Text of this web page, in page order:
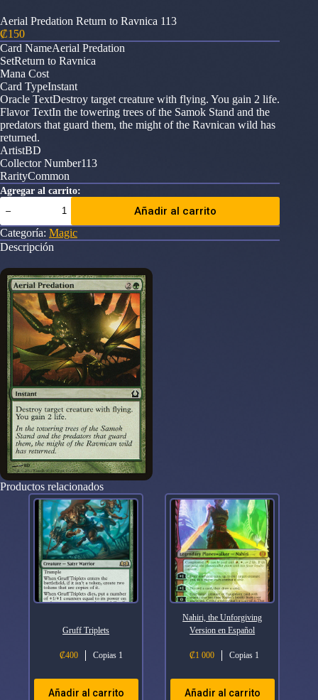
Aerial Predation Return to Ravnica 113
₡150
Card NameAerial Predation
SetReturn to Ravnica
Mana Cost
Card TypeInstant
Oracle TextDestroy target creature with flying. You gain 2 life.
Flavor TextIn the towering trees of the Samok Stand and the
predators that guard them, the might of the Ravnican wild has
returned.
ArtistBD
Collector Number113
RarityCommon
Agregar al carrito:
Aerial
Predation
Return
to
Ravnica
cantidad
Añadir al carrito
Categoría: Magic
Descripción
Productos relacionados
Gruff Triplets
₡400 Copias 1
Añadir al carrito
Nahiri, the Unforgiving
Version en Español
₡1 000 Copias 1
Añadir al carrito